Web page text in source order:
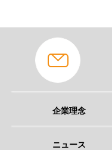
企業理念
ニュース